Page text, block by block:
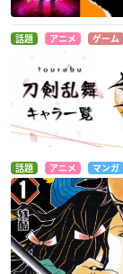
話題 アニメ ゲーム
話題 アニメ マンガ